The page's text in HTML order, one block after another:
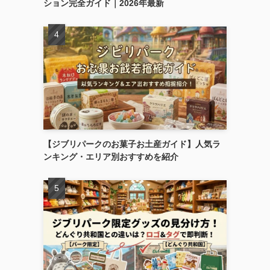
ション完全ガイド｜2026年最新
【ジブリパークのお菓子お土産ガイド】人気ラ
ンキング・エリア別おすすめを紹介